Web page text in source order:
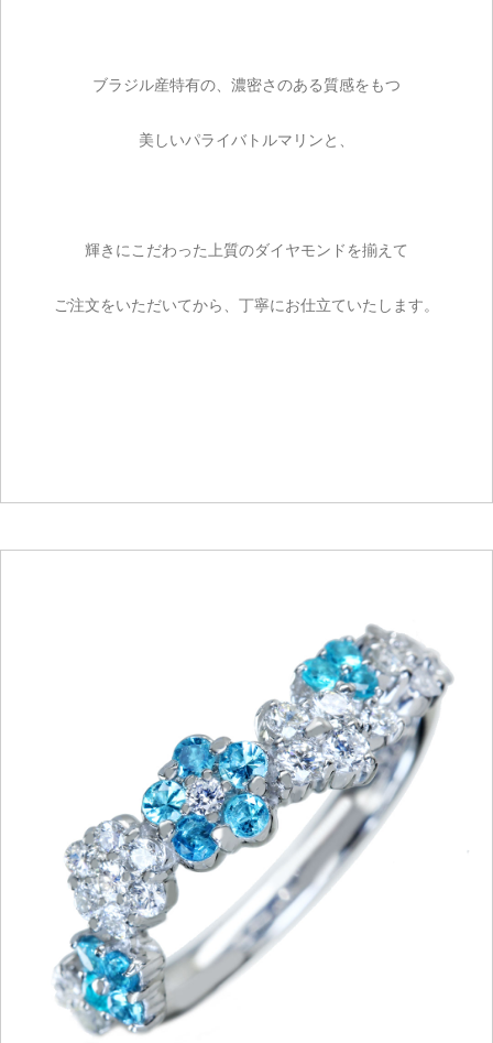
ブラジル産特有の、濃密さのある質感をもつ
美しいパライバトルマリンと、
輝きにこだわった上質のダイヤモンドを揃えて
ご注文をいただいてから、丁寧にお仕立ていたします。